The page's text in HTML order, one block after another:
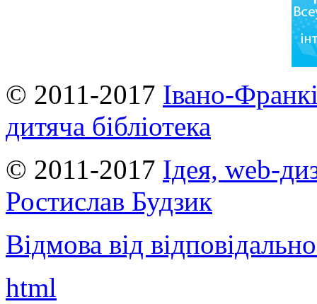
© 2011-2017 Івано-
дитяча бібліотека
© 2011-2017 Ідея, web-
Ростислав Будзик
Відмова від
html